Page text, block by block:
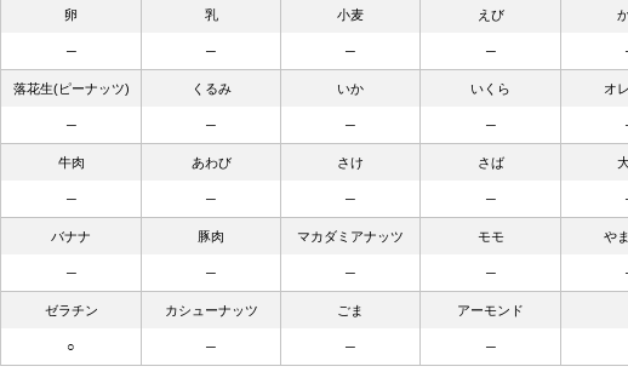
卵 乳 小麦 えび
─ ─ ─ ─
落花生(ピーナッツ) くるみ いか いくら オ
─ ─ ─ ─
牛肉 あわび さけ さば
─ ─ ─ ─
バナナ 豚肉 マカダミアナッツ モモ や
─ ─ ─ ─
ゼラチン カシューナッツ ごま アーモンド
○ ─ ─ ─